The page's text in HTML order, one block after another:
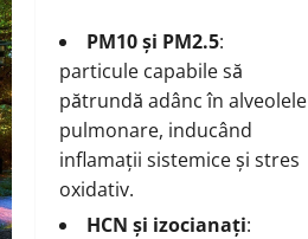
PM10 și PM2.5:
particule capabile să
pătrundă adânc în alveolele
pulmonare, inducând
inflamații sistemice și stres
oxidativ.
HCN și izocianați: